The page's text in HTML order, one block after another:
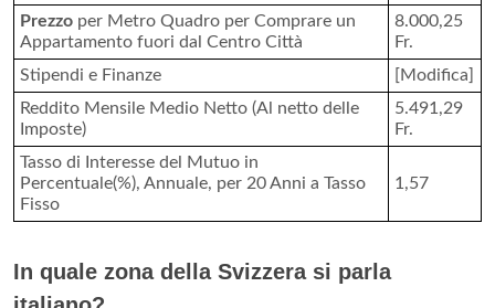
Prezzo per Metro Quadro per Comprare un
Appartamento fuori dal Centro Città
8.000,25
Fr.
Stipendi e Finanze
[Modifica]
Reddito Mensile Medio Netto (Al netto delle
Imposte)
5.491,29
Fr.
Tasso di Interesse del Mutuo in
Percentuale(%), Annuale, per 20 Anni a Tasso
Fisso
1,57
In quale zona della Svizzera si parla